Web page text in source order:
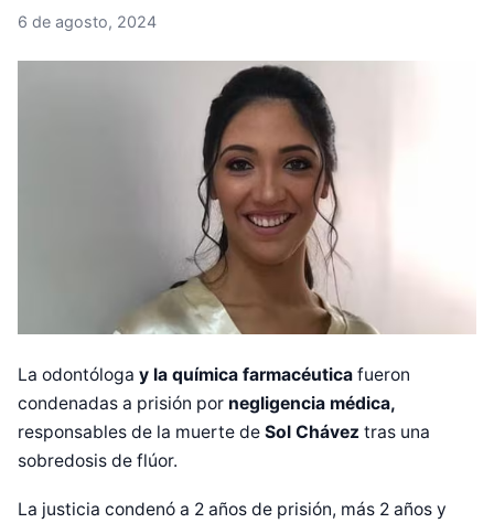
6 de agosto, 2024
La odontóloga y la química farmacéutica fueron
condenadas a prisión por negligencia médica,
responsables de la muerte de Sol Chávez tras una
sobredosis de flúor.
La justicia condenó a 2 años de prisión, más 2 años y